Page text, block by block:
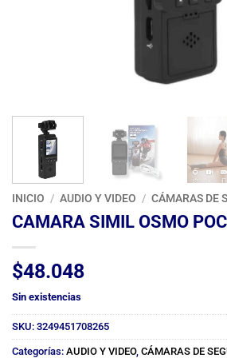
INICIO / AUDIO Y VIDEO / CÁMARAS DE
CAMARA SIMIL OSMO
$48.048
Sin existencias
SKU: 3249451708265
Categorías: AUDIO Y VIDEO, CÁMARAS DE